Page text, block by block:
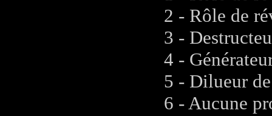
2 - Rôle de
3 -
4 -
5 - Dilueur
6 - Aucune